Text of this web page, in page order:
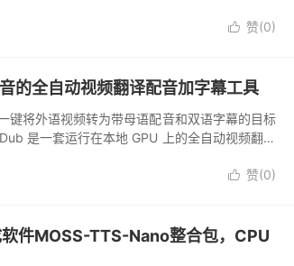
 赞(0)
的全自动视频翻译配音加字幕工具
键将外语视频转为带母语配音和双语字幕的目标
是一套运行在本地 GPU 上的全自动视频翻译
 赞(0)
件MOSS-TTS-Nano整合包，CPU